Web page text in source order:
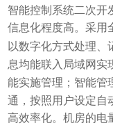
智能控制系统二次开
信息化程度高。采用
以数字化方式处理
息均能联入局域网实
能实施管理；智能管
通，按照用户设定自
高效率化。机房的电